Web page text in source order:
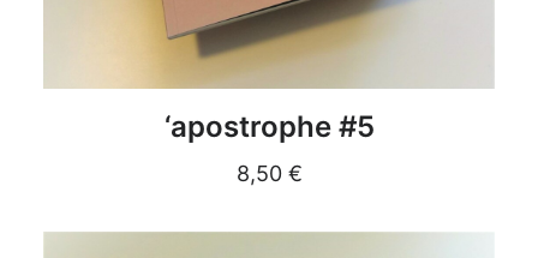
DETAILS
‘apostrophe #5
8,50 €